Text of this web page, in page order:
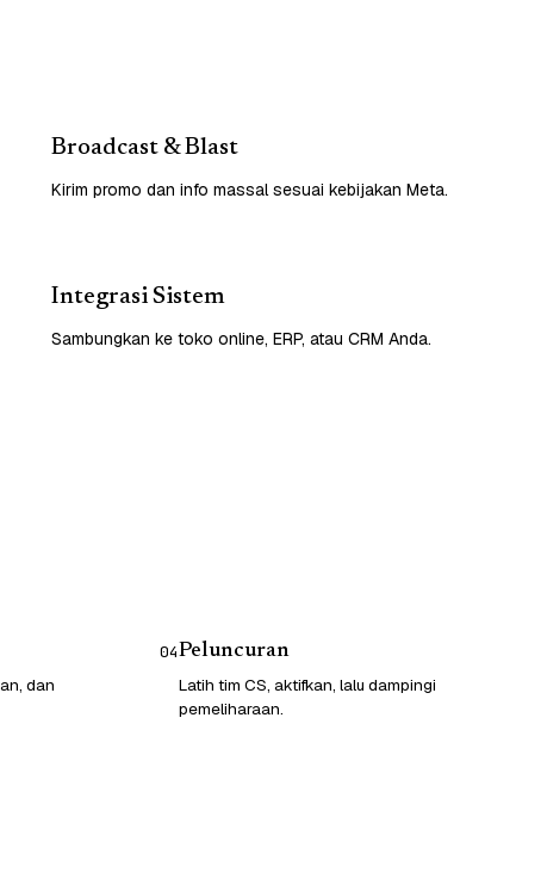
Broadcast & Blast
Kirim promo dan info massal sesuai kebijakan Meta.
Integrasi Sistem
Sambungkan ke toko online, ERP, atau CRM Anda.
dan
04Peluncuran
Latih tim CS, aktifkan, lalu dampingi
pemeliharaan.